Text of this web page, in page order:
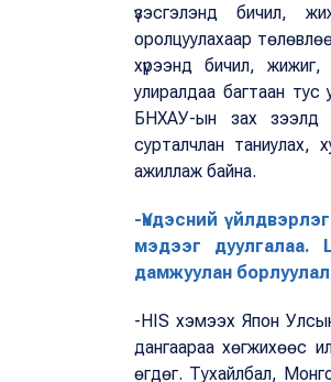
үзэсгэлэнд бичил,
оролцуулахаар
хүрээнд бичил, жижиг,
улиралдаа багтаан
БНХАУ-ын зах зээлд
сурталчлан таниулах,
ажиллаж байна.
-Үндэсний
мэдээг дуулгалаа.
дамжуулан
-HIS хэмээх Япон
дангаараа хөгжихөөс
өгдөг. Тухайлбал,